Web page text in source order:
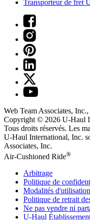
Transporteur de fret
Web Team Associates,
Copyright © 2026 U-Haul
Tous droits réservés. Les
U-Haul International, Inc.
Associates, Inc.
Air-Cushioned Ride®
Arbitrage
Politique de
Modalités d'utilisation
Politique de retrait
Ne pas vendre ni
U-Haul